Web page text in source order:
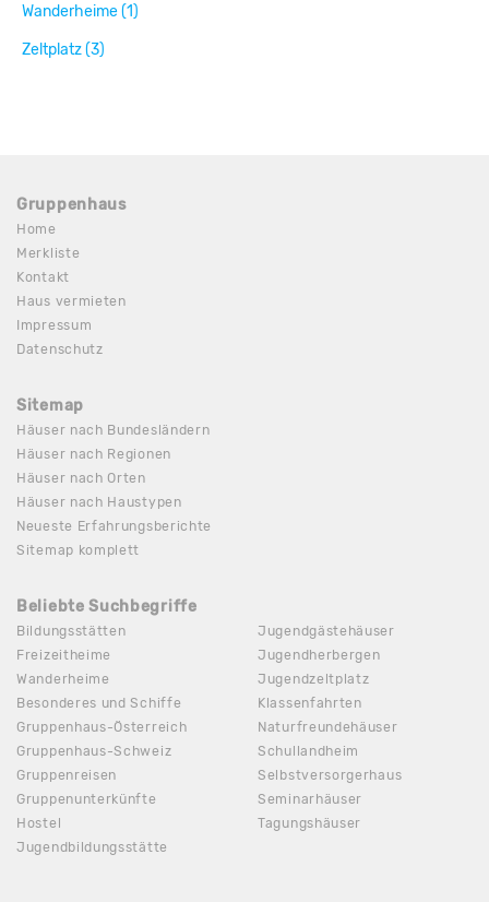
Wanderheime (1)
Zeltplatz (3)
Gruppenhaus
Home
Merkliste
Kontakt
Haus vermieten
Impressum
Datenschutz
Sitemap
Häuser nach Bundesländern
Häuser nach Regionen
Häuser nach Orten
Häuser nach Haustypen
Neueste Erfahrungsberichte
Sitemap komplett
Beliebte Suchbegriffe
Bildungsstätten
Freizeitheime
Wanderheime
Besonderes und Schiffe
Gruppenhaus-Österreich
Gruppenhaus-Schweiz
Gruppenreisen
Gruppenunterkünfte
Hostel
Jugendbildungsstätte
Jugendgästehäuser
Jugendherbergen
Jugendzeltplatz
Klassenfahrten
Naturfreundehäuser
Schullandheim
Selbstversorgerhaus
Seminarhäuser
Tagungshäuser